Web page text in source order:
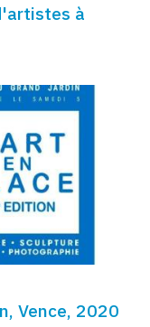
à
Vence, 2020